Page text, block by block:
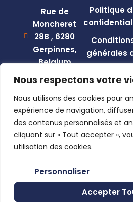
Nous respectons votre
Nous utilisons des cookies pour
expérience de navigation,
des contenus personnalisés et
cliquant sur « Tout accepter »,
utilisation des cookies.
Personnaliser
Accepter
Rue de
Moncheret
28B , 6280
Gerpinnes,
Belgium
+32 492
marcellin@gerpiagri.be
BE
0793.946.582
Politique
générales
vente